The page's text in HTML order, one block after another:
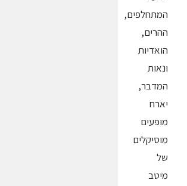
המתחלפים,
ההרים,
הואדיות
ונאות
המדבר,
יארח
מופעים
מוסיקלים
של
מיטב